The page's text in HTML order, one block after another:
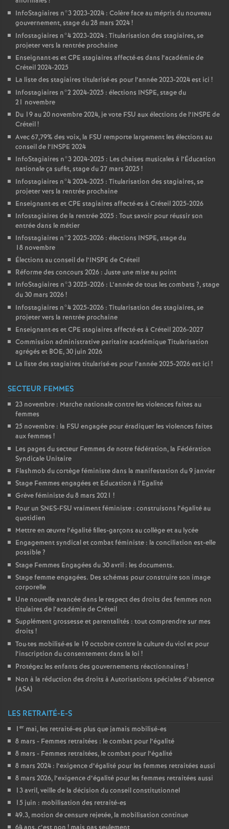
InfoStagiaires n°3 2023-2024 : Colère face au mépris du nouveau
gouvernement, stage du 28 mars 2024!
Infostagiaires n°4 2023-2024 : Titularisation des stagiaires, se
projeter vers la rentrée prochaine
Enseignant·es etCPE stagiaires affecté·es dans l’académie de
Créteil 2024-2025
La liste des stagiaires titularisé·es pour l’année 2023-2024 est ici !
Infostagiaires n°2 2024-2025 : élections INSPE, stage du
21 novembre
Du 19 au 20 novembre 2024, je vote FSU aux élections de l’INSPE de
Créteil!
Avec 67,79% des voix, la FSU remporte largement les élections au
conseil de l’INSPE 2024
InfoStagiaires n°3 2024-2025 : Les chaises musicales à l’Éducation
nationale ça suffit, stage du 27 mars 2025!
Infostagiaires n°4 2024-2025 : Titularisation des stagiaires, se
projeter vers la rentrée prochaine
Enseignant·es etCPE stagiaires affecté·es à Créteil 2025-2026
Infostagiaires de la rentrée 2025 : Tout savoir pour réussir son
entrée dans le métier
Infostagiaires n°2 2025-2026 : élections INSPE, stage du
18 novembre
Élections au conseil de l’INSPE de Créteil
Réforme des concours 2026 : Juste une mise au point
InfoStagiaires n°3 2025-2026 : L’année de tous les combats ?, stage
du 30 mars 2026!
Infostagiaires n°4 2025-2026 : Titularisation des stagiaires, se
projeter vers la rentrée prochaine
Enseignant·es etCPE stagiaires affecté·es à Créteil 2026-2027
Commission administrative paritaire académique Titularisation
agrégés et BOE, 30 juin 2026
La liste des stagiaires titularisé·es pour l’année 2025-2026 est ici !
SECTEUR FEMMES
23 novembre : Marche nationale contre les violences faites au
femmes
25 novembre : la FSU engagée pour éradiquer les violences faites
aux femmes !
Les pages du secteur Femmes de notre fédération, la Fédération
Syndicale Unitaire
Flashmob du cortège féministe dans la manifestation du 9 janvier
Stage Femmes engagées et Education à l’Egalité
Grève féministe du 8 mars 2021 !
Pour un SNES-FSU vraiment féministe : construisons l’égalité au
quotidien
Mettre en œuvre l’égalité filles-garçons au collège et au lycée
Engagement syndical et combat féministe : la conciliation est-elle
possible?
Stage Femmes Engagées du 30 avril : les documents.
Stage femme engagées. Des schémas pour construire son image
corporelle
Une nouvelle avancée dans le respect des droits des femmes non
titulaires de l’académie de Créteil
Supplément grossesse et parentalités : tout comprendre sur mes
droits !
Tou·tes mobilisé·es le 19 octobre contre la culture du viol et pour
l’inscription du consentement dans la loi !
Protégez les enfants des gouvernements réactionnaires !
Non à la réduction des droits à Autorisations spéciales d’absence
(ASA)
LES RETRAITÉ-E-S
1 er mai, les retraité-es plus que jamais mobilisé-es
8 mars - Femmes retraitées : le combat pour l’égalité
8 mars - Femmes retraitées, le combat pour l’égalité
8 mars 2024 : l’exigence d’égalité pour les femmes retraitées aussi
8 mars 2026, l’exigence d’égalité pour les femmes retraitées aussi
13 avril, veille de la décision du conseil constitutionnel
15 juin : mobilisation des retraité-es
49.3, motion de censure rejetée, la mobilisation continue